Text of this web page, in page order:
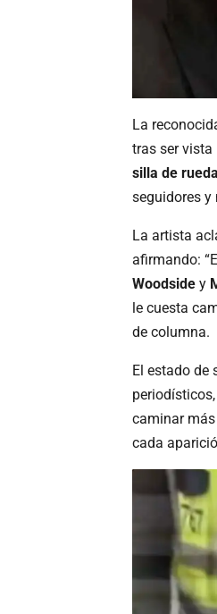
La
tras ser vista
silla de
seguidores y
La artista
afirmando:
Woodside y
le cuesta
de columna.
El estado de
caminar
cada